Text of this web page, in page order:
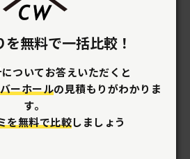
キットを無料提供
どこでも時計の梱包キットを
提供。着払いで修理店へ送るだ
無料で一括比較！
ついてお答えいただくと
ーホールの見積もりがわかりま
す。
を無料で比較しましょう